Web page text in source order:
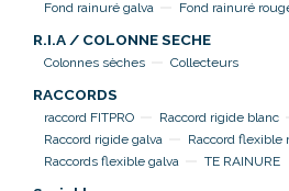
Fond rainuré galva
Fond rainuré
R.I.A / COLONNE SECHE
Colonnes sèches Collecteurs
RACCORDS
raccord FITPRO Raccord rigide blanc
Raccord rigide galva
Raccord flexible
Raccords flexible galva
TE RAINURE